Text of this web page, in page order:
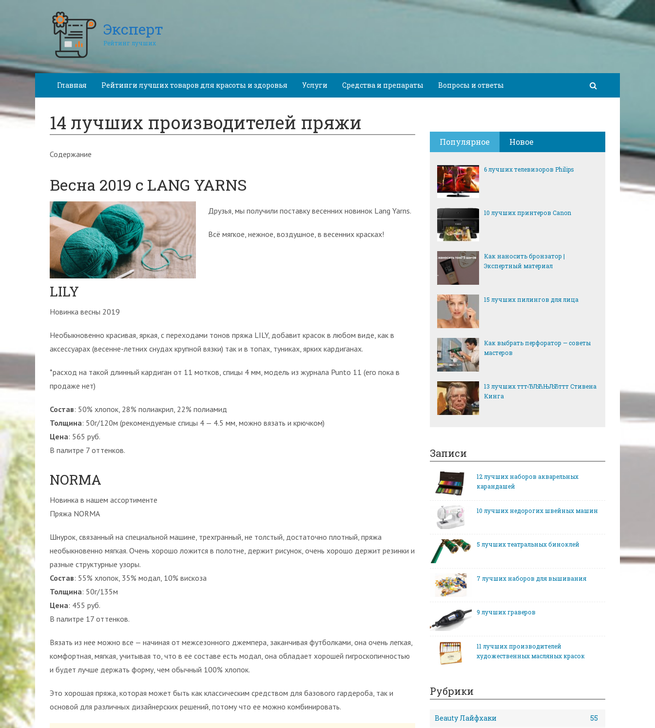
Эксперт
Рейтинг лучших
Главная Рейтинги лучших товаров для красоты и здоровья Услуги Средства и препараты Вопросы и ответы
14 лучших производителей пряжи
Содержание
Весна 2019 c LANG YARNS
Друзья, мы получили поставку весенних новинок Lang Yarns.
Всё мягкое, нежное, воздушное, в весенних красках!
LILY
Новинка весны 2019
Необыкновенно красивая, яркая, с переходами тонов пряжа LILY, добавит красок в любом виде, как в
аксессуарах (весенне-летних снудах крупной вязки) так и в топах, туниках, ярких кардиганах.
*расход на такой длинный кардиган от 11 мотков, спицы 4 мм, модель из журнала Punto 11 (его пока в
продаже нет)
Состав: 50% хлопок, 28% полиакрил, 22% полиамид
Толщина: 50г/120м (рекомендуемые спицы 4 — 4.5 мм, можно вязать и крючком)
Цена: 565 руб.
В палитре 7 оттенков.
NORMA
Новинка в нашем ассортименте
Пряжа NORMA
Шнурок, связанный на специальной машине, трехгранный, не толстый, достаточно плотный, пряжа
необыкновенно мягкая. Очень хорошо ложится в полотне, держит рисунок, очень хорошо держит резинки и
разные структурные узоры.
Состав: 55% хлопок, 35% модал, 10% вискоза
Толщина: 50г/135м
Цена: 455 руб.
В палитре 17 оттенков.
Вязать из нее можно все — начиная от межсезонного джемпера, заканчивая футболками, она очень легкая,
комфортная, мягкая, учитывая то, что в ее составе есть модал, она обладает хорошей гигроскопичностью
и будет лучше держать форму, чем обычный 100% хлопок.
Это хорошая пряжа, которая может быть как классическим средством для базового гардероба, так и
основой для различных дизайнерских решений, потому что ее можно комбинировать.
Популярное Новое
6 лучших телевизоров Philips
10 лучших принтеров Canon
Как наносить бронзатор |
Экспертный материал
15 лучших пилингов для лица
Как выбрать перфоратор — советы
мастеров
13 лучших ттт‹ЂЉЋЊЉЂттт Стивена
Кинга
Записи
12 лучших наборов акварельных
карандашей
10 лучших недорогих швейных машин
5 лучших театральных биноклей
7 лучших наборов для вышивания
9 лучших граверов
11 лучших производителей
художественных масляных красок
Рубрики
Beauty Лайфхаки
55